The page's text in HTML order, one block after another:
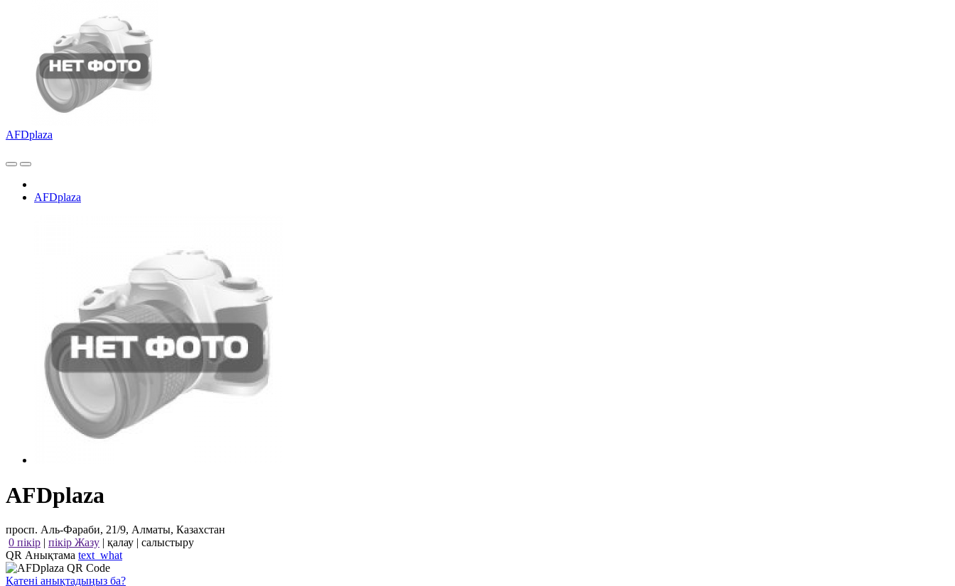
AFDplaza
AFDplaza
AFDplaza
просп. Аль-Фараби, 21/9, Алматы, Казахстан
0 пікір | пікір Жазу | қалау | салыстыру
QR Анықтама text_what
Қатені анықтадыңыз ба?